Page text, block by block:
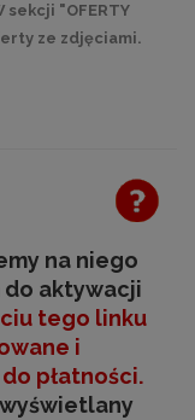
"OFERTY
ze zdjęciami.
na niego
do aktywacji
tego linku
i
płatności.